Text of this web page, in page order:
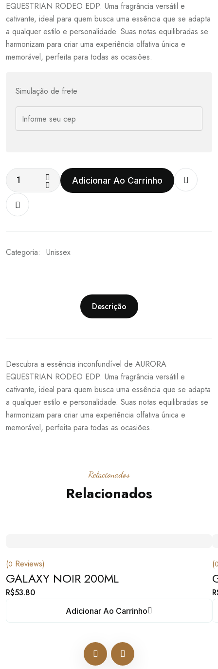
EQUESTRIAN RODEO EDP. Uma fragrância versátil e
cativante, ideal para quem busca uma essência que se adapta
a qualquer estilo e personalidade. Suas notas equilibradas se
harmonizam para criar uma experiência olfativa única e
memorável, perfeita para todas as ocasiões.
Simulação de frete
Adicionar Ao Carrinho
Categoria: Unissex
Descrição
Descubra a essência inconfundível de AURORA
EQUESTRIAN RODEO EDP. Uma fragrância versátil e
cativante, ideal para quem busca uma essência que se adapta
a qualquer estilo e personalidade. Suas notas equilibradas se
harmonizam para criar uma experiência olfativa única e
memorável, perfeita para todas as ocasiões.
Relacionados
Relacionados
(0 Reviews)
GALAXY NOIR 200ML
R$53.80
Adicionar Ao Carrinho
(